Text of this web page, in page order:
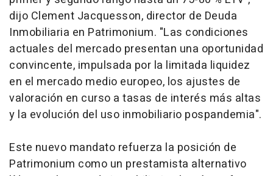
dijo Clement Jacquesson, director de Deuda
Inmobiliaria en Patrimonium. "Las condiciones
actuales del mercado presentan una oportunidad
convincente, impulsada por la limitada liquidez
en el mercado medio europeo, los ajustes de
valoración en curso a tasas de interés más altas
y la evolución del uso inmobiliario pospandemia".
Este nuevo mandato refuerza la posición de
Patrimonium como un prestamista alternativo